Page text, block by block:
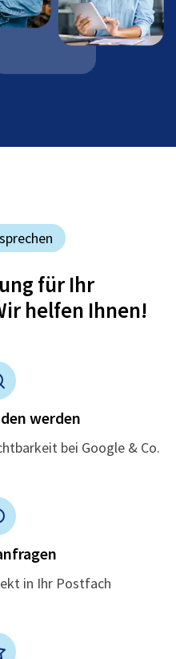
für Ihr
helfen Ihnen!
werden
bei Google & Co.
in Ihr Postfach